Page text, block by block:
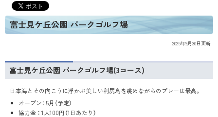
富士見ケ丘公園 パークゴルフ場
2025年9月30日 更新
富士見ケ丘公園 パークゴルフ場(3コース)
日本海とその向こうに浮かぶ美しい利尻島を眺めながらのプレーは最高。
オープン： 5月（予定）
協力金 ： 1人100円（1日あたり）